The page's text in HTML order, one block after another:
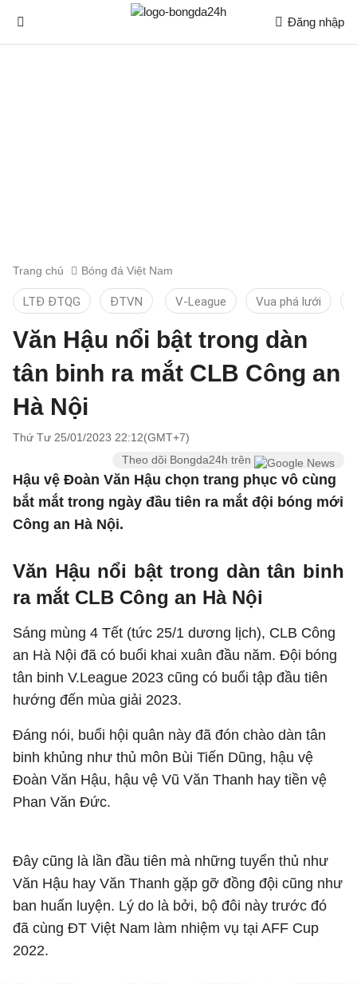
Đăng nhập
Trang chủ Bóng đá Việt Nam
LTĐ ĐTQG ĐTVN V-League Vua phá lưới
Văn Hậu nổi bật trong dàn
tân binh ra mắt CLB Công an
Hà Nội
Thứ Tư 25/01/2023 22:12(GMT+7)
Theo dõi Bongda24h trên
Hậu vệ Đoàn Văn Hậu chọn trang phục vô cùng
bắt mắt trong ngày đầu tiên ra mắt đội bóng mới
Công an Hà Nội.
Văn Hậu nổi bật trong dàn tân binh
ra mắt CLB Công an Hà Nội
Sáng mùng 4 Tết (tức 25/1 dương lịch), CLB Công
an Hà Nội đã có buổi khai xuân đầu năm. Đội bóng
tân binh V.League 2023 cũng có buổi tập đầu tiên
hướng đến mùa giải 2023.
Đáng nói, buổi hội quân này đã đón chào dàn tân
binh khủng như thủ môn Bùi Tiến Dũng, hậu vệ
Đoàn Văn Hậu, hậu vệ Vũ Văn Thanh hay tiền vệ
Phan Văn Đức.
Đây cũng là lần đầu tiên mà những tuyển thủ như
Văn Hậu hay Văn Thanh gặp gỡ đồng đội cũng như
ban huấn luyện. Lý do là bởi, bộ đôi này trước đó
đã cùng ĐT Việt Nam làm nhiệm vụ tại AFF Cup
2022.